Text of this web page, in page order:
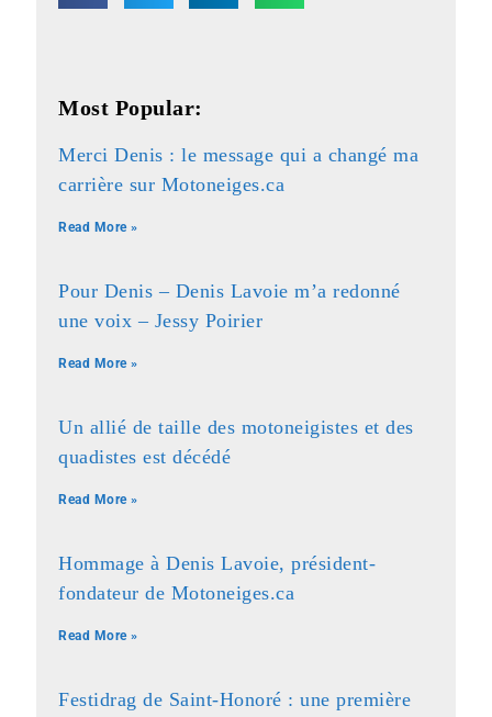
Most Popular:
Merci Denis : le message qui a changé ma
carrière sur Motoneiges.ca
Read More »
Pour Denis – Denis Lavoie m’a redonné
une voix – Jessy Poirier
Read More »
Un allié de taille des motoneigistes et des
quadistes est décédé
Read More »
Hommage à Denis Lavoie, président-
fondateur de Motoneiges.ca
Read More »
Festidrag de Saint-Honoré : une première